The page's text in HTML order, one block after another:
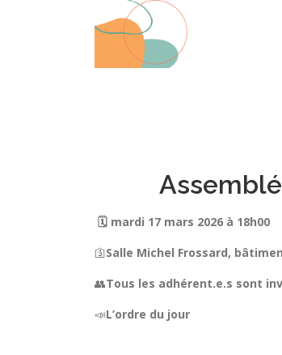
🗓️ mardi 17 mars 2026 à 18h00
🛐Salle Michel Frossard,
👥Tous les adhérent.e.s sont
📣L’ordre du jour